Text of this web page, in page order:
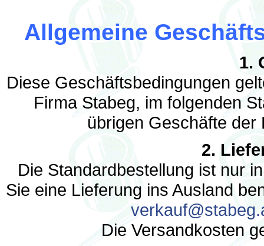
Allgemeine
1.
Diese Geschäftsbedingungen
Firma Stabeg, im folgenden
übrigen Geschäfte der
2.
Die Standardbestellung ist nur
Sie eine Lieferung ins Ausland
Die Versandkosten